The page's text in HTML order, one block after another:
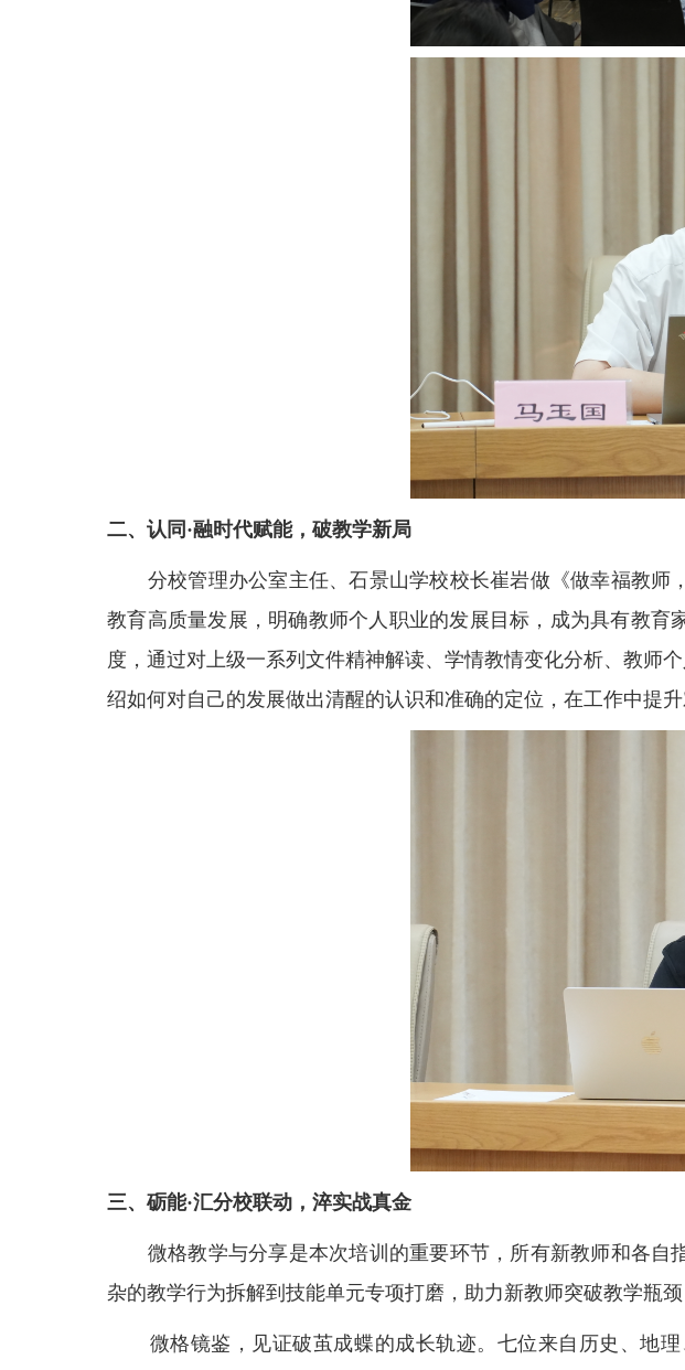
二、认同·融时代赋能，破教学新局
分校管理办公室主任、石景山学校校长崔岩做《做幸福教
教育高质量发展，明确教师个人职业的发展目标，成为具有教
度，通过对上级一系列文件精神解读、学情教情变化分析、教师
绍如何对自己的发展做出清醒的认识和准确的定位，在工作中提
三、砺能·汇分校联动，淬实战真金
微格教学与分享是本次培训的重要环节，所有新教师和各
杂的教学行为拆解到技能单元专项打磨，助力新教师突破教学瓶
微格镜鉴，见证破茧成蝶的成长轨迹。七位来自历史、地